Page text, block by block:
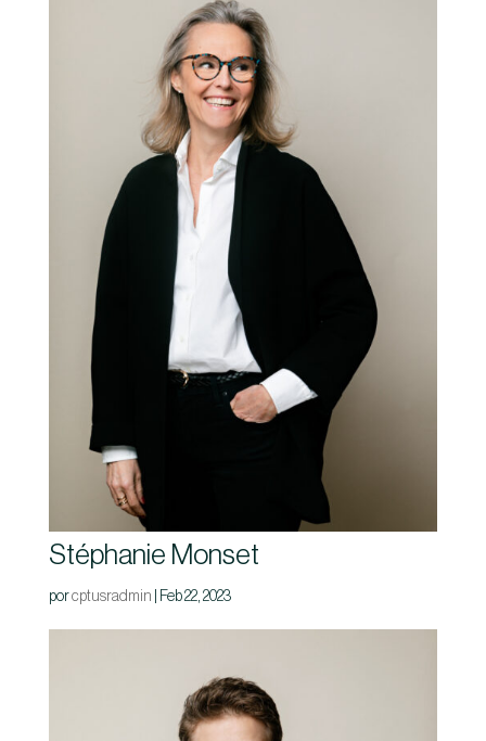
Stéphanie Monset
porcptusradmin Feb 22, 2023